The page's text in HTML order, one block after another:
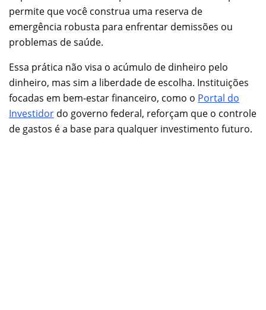
permite que você construa uma reserva de
emergência robusta para enfrentar demissões ou
problemas de saúde.
Essa prática não visa o acúmulo de dinheiro pelo
dinheiro, mas sim a liberdade de escolha. Instituições
focadas em bem-estar financeiro, como o Portal do
Investidor do governo federal, reforçam que o controle
de gastos é a base para qualquer investimento futuro.